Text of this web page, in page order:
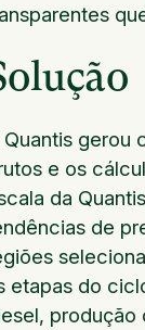
Quantis gerou
e os
da
de
etapas do
produção